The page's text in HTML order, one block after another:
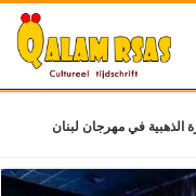
الذهبية في مهرجان لبنان